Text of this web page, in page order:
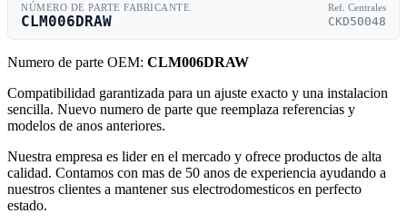
NÚMERO DE PARTE FABRICANTE
CLM006DRAW
Ref. Centrales
CKD50048
Numero de parte OEM: CLM006DRAW
Compatibilidad garantizada para un ajuste exacto y una instalacion
sencilla. Nuevo numero de parte que reemplaza referencias y
modelos de anos anteriores.
Nuestra empresa es lider en el mercado y ofrece productos de alta
calidad. Contamos con mas de 50 anos de experiencia ayudando a
nuestros clientes a mantener sus electrodomesticos en perfecto
estado.